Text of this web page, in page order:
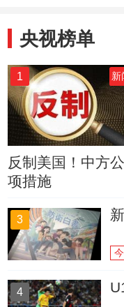
央视榜单
1 新
反制美国！中方
项措施
3
4